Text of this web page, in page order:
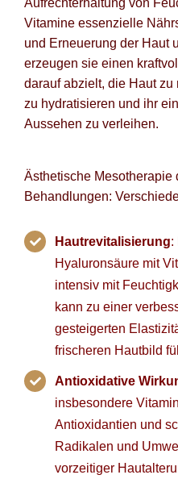
Aufrechterhaltung von
Vitamine essenzielle
und Erneuerung der Haut
erzeugen sie einen
darauf abzielt, die Haut
zu hydratisieren und ihr
Aussehen zu verleihen.
Ästhetische Mesotherapie
Behandlungen:
Hautrevitalisierung:
Hyaluronsäure mit
intensiv mit
kann zu einer
gesteigerten
frischeren Hautbild
Antioxidative
insbesondere
Antioxidantien und
Radikalen und
vorzeitiger